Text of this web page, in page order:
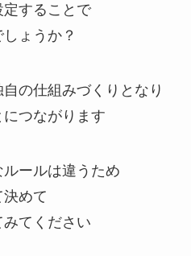
することで
ょうか？
の仕組みづくりとなり
つながります
ールは違うため
めて
てください